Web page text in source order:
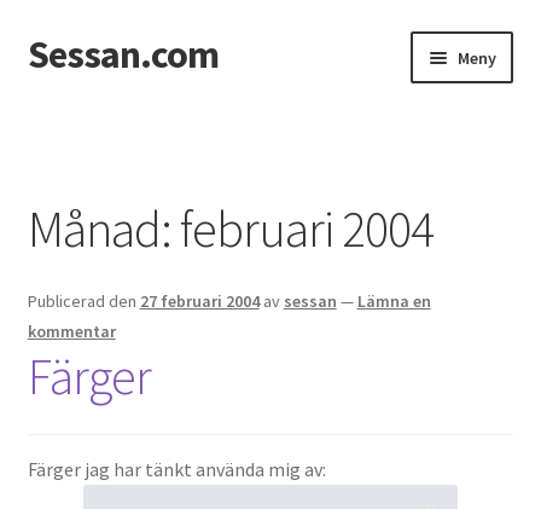
Hoppa
till
Hoppa
till
Sessan.com Meny
Integritetspolicy
Jessicas & Marcus bröllop
Ett helt fantastiskt bröllop!
Månad:februari 2004
Publicerad den 27 februari 2004 av sessan — Lämna en
kommentar
Färger
Färger jag har tänkt använda mig av: